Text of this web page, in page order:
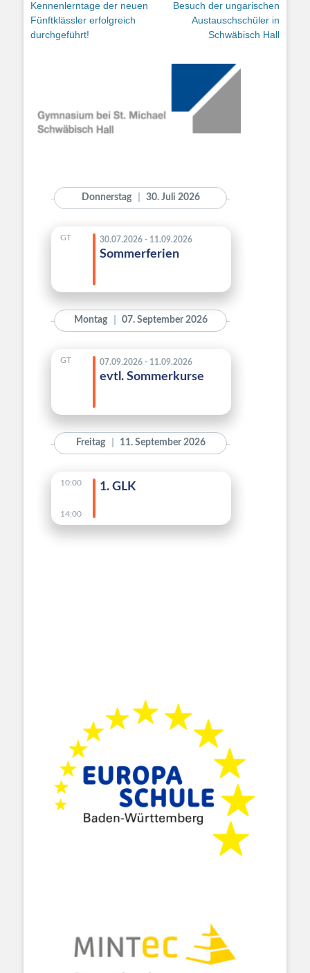
Previous
post:
Kennenlerntage der neuen
Fünftklässler erfolgreich
durchgeführt!
NextBesuch der ungarischen
Austauschschüler in
Schwäbisch Hall